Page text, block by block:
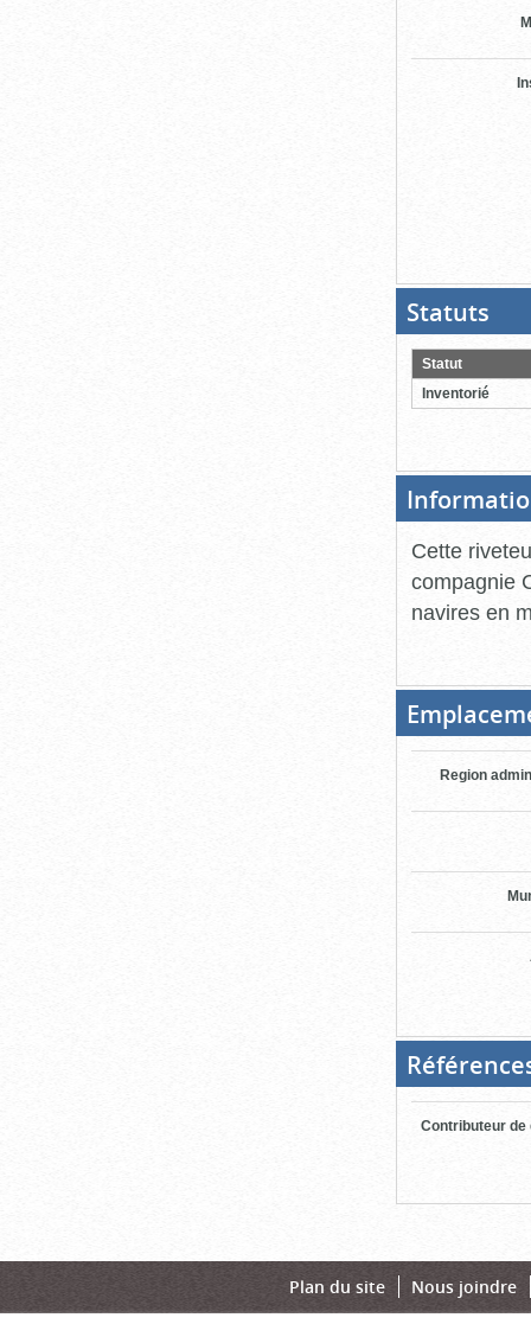
Statuts
pour
Statut
Inventorié
Cette
compagnie
navires en
Region
Contributeur de
Plan du site Nous joindre